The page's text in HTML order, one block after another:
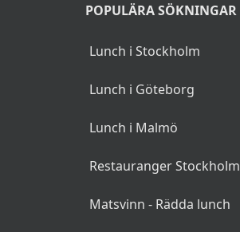
POPULÄRA SÖKNINGAR
Lunch i Stockholm
Lunch i Göteborg
Lunch i Malmö
Restauranger Stockholm
Matsvinn - Rädda lunch